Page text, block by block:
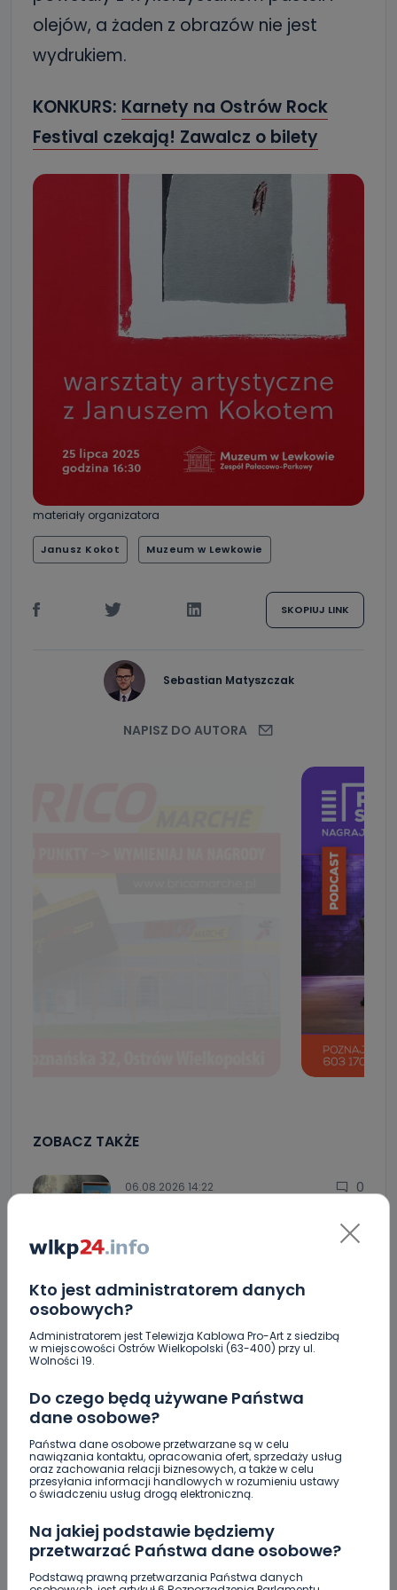
Kto jest administratorem danych
osobowych?
Administratorem jest Telewizja Kablowa Pro-Art z siedzibą
w miejscowości Ostrów Wielkopolski (63-400) przy ul.
Wolności 19.
Do czego będą używane Państwa
dane osobowe?
Państwa dane osobowe przetwarzane są w celu
nawiązania kontaktu, opracowania ofert, sprzedaży usług
oraz zachowania relacji biznesowych, a także w celu
przesyłania informacji handlowych w rozumieniu ustawy
o świadczeniu usług drogą elektroniczną.
Na jakiej podstawie będziemy
przetwarzać Państwa dane osobowe?
Podstawą prawną przetwarzania Państwa danych
olejów, a żaden z obrazów nie jest
wydrukiem.
KONKURS: Karnety na Ostrów Rock
Festival czekają! Zawalcz o bilety
materiały organizatora
Janusz Kokot Muzeum w Lewkowie
SKOPIUJ LINK
Sebastian Matyszczak
NAPISZ DO AUTORA
ZOBACZ TAKŻE
06.08.2026 14:22 0
umowę na…
06.08.2026 13:33
Z Krotoszyna do Wrocławia.
Krótka…
06.08.2026 12:32
Czysty magnez z potasem –…
Utrudnienia na Ledóchowskiego jeszcze do końca
wakacji
Policja ostrzega: wakacje to raj dla włamywaczy
[WIDEO]
Greg Hancock z wizytą w Ostrowie Wielkopolskim.